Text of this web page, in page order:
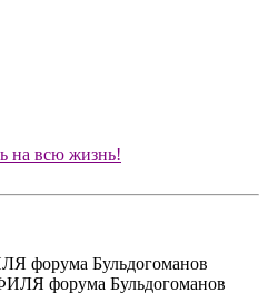
на всю жизнь!
Бульдогоманов